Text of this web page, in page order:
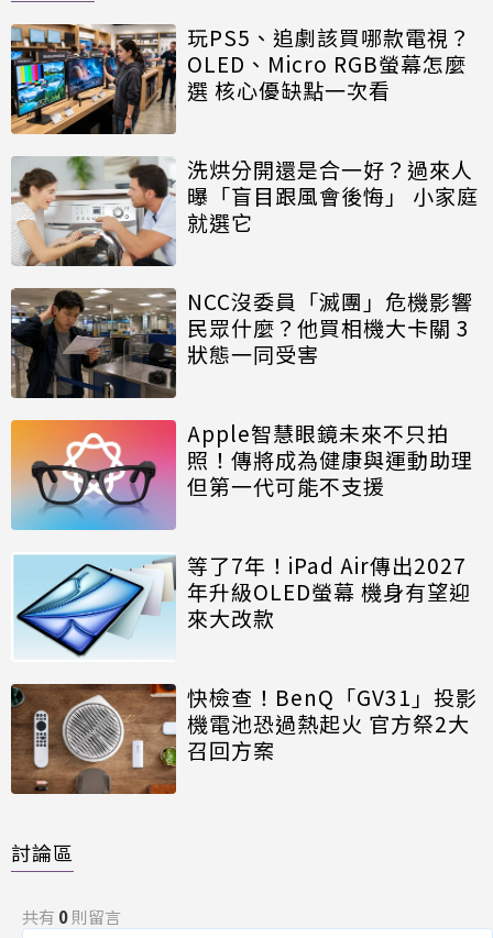
玩PS5、追劇該買哪款電視？
OLED、Micro RGB螢幕怎麼
選 核心優缺點一次看
洗烘分開還是合一好？過來人
曝「盲目跟風會後悔」 小家庭
就選它
NCC沒委員「滅團」危機影響
民眾什麼？他買相機大卡關 3
狀態一同受害
Apple智慧眼鏡未來不只拍
照！傳將成為健康與運動助理
但第一代可能不支援
等了7年！iPad Air傳出2027
年升級OLED螢幕 機身有望迎
來大改款
快檢查！BenQ「GV31」投影
機電池恐過熱起火 官方祭2大
召回方案
討論區
共有 0則留言